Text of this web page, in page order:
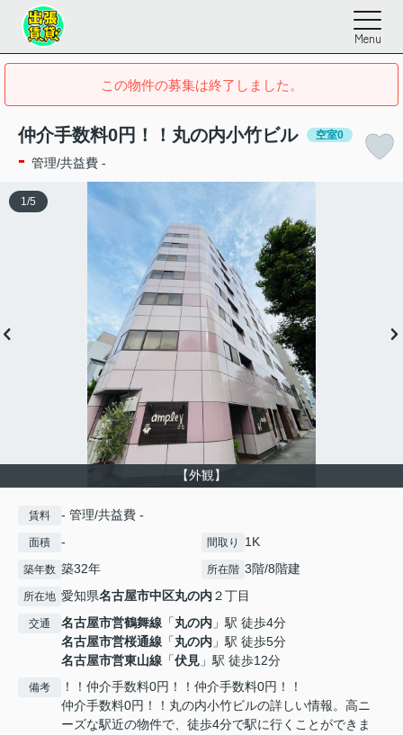
Menu
この物件の募集は終了しました。
仲介手数料0円！！丸の内小竹ビル 空室0
- 管理/共益費 -
【外観】
1 /5
賃料 - 管理/共益費 -
面積 - 間取り 1K
築年数 築32年 所在階 3階/8階建
所在地 愛知県名古屋市中区丸の内２丁目
交通 名古屋市営鶴舞線 「丸の内 」駅 徒歩4分
名古屋市営桜通線 「丸の内 」駅 徒歩5分
名古屋市営東山線 「伏見 」駅 徒歩12分
備考
！！仲介手数料0円！！仲介手数料0円！！
仲介手数料0円！！丸の内小竹ビルの詳しい情報。高ニ
ーズな駅近の物件で、徒歩4分で駅に行くことができま